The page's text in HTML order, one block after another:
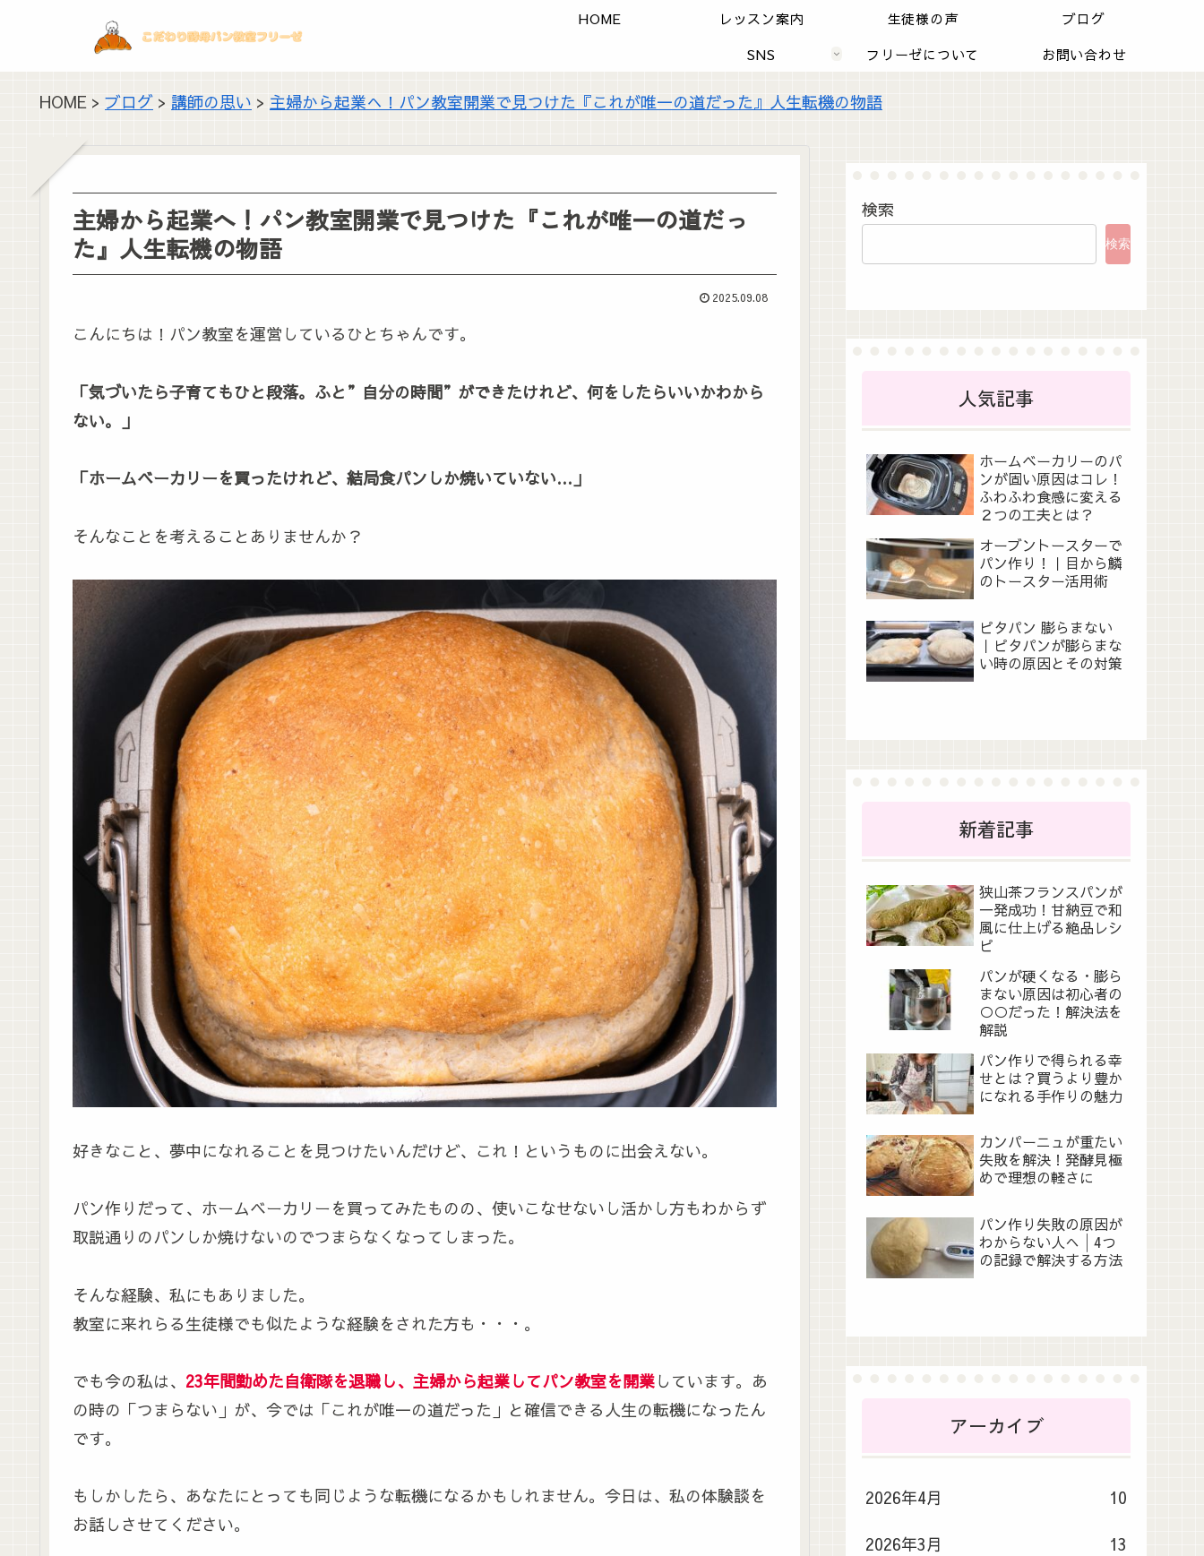
HOME レッスン案内 生徒様の声
ブログ
SNS
フリーゼについて お問い合わせ
HOME > ブログ > 講師の思い > 主婦から起業へ！パン教室開業で見つけた『これが唯一の道だった』人生転機の物語
主婦から起業へ！パン教室開業で見つけた『これが唯一の道だっ
た』人生転機の物語
2025.09.08
こんにちは！パン教室を運営しているひとちゃんです。
「気づいたら子育てもひと段落。ふと”自分の時間”ができたけれど、何をしたらいいかわから
ない。」
「ホームベーカリーを買ったけれど、結局食パンしか焼いていない…」
そんなことを考えることありませんか？
好きなこと、夢中になれることを見つけたいんだけど、これ！というものに出会えない。
パン作りだって、ホームベーカリーを買ってみたものの、使いこなせないし活かし方もわからず
取説通りのパンしか焼けないのでつまらなくなってしまった。
そんな経験、私にもありました。
教室に来れらる生徒様でも似たような経験をされた方も・・・。
でも今の私は、 23年間勤めた自衛隊を退職し、主婦から起業してパン教室を開業しています。あ
の時の「つまらない」が、今では「これが唯一の道だった」と確信できる人生の転機になったん
です。
もしかしたら、あなたにとっても同じような転機になるかもしれません。今日は、私の体験談を
お話しさせてください。
検索
検索
人気記事
ホームベーカリーのパ
ンが固い原因はコレ！
ふわふわ食感に変える
２つの工夫とは？
オーブントースターで
パン作り！｜目から鱗
のトースター活用術
ピタパン 膨らまない
｜ピタパンが膨らまな
い時の原因とその対策
新着記事
狭山茶フランスパンが
一発成功！甘納豆で和
風に仕上げる絶品レシ
ピ
パンが硬くなる・膨ら
まない原因は初心者の
○○だった！解決法を
解説
パン作りで得られる幸
せとは？買うより豊か
になれる手作りの魅力
カンパーニュが重たい
失敗を解決！発酵見極
めで理想の軽さに
パン作り失敗の原因が
わからない人へ│4つ
の記録で解決する方法
アーカイブ
2026年4月 10
2026年3月 13